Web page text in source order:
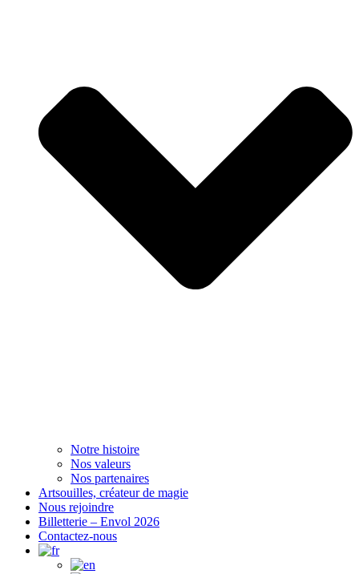
Notre histoire
Nos valeurs
Nos partenaires
Artsouilles, créateur de magie
Nous rejoindre
Billetterie – Envol 2026
Contactez-nous